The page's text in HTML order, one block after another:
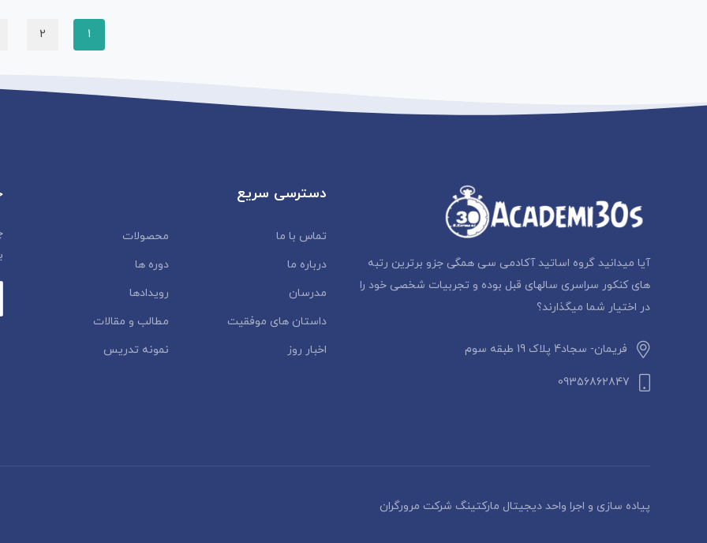
1
2
آیا میدانید گروه اساتید آکادمی سی همگی جزو برترین رتبه
های کنکور سراسری سالهای قبل بوده و تجربیات شخصی خود را
در اختیار شما میگذارند؟
فریمان- سجاد4 پلاک 19 طبقه سوم
09356862847
دسترسی سریع
تماس با ما
محصولات
درباره ما
دوره ها
مدرسان
رویدادها
داستان‌ های موفقیت
مطالب و مقالات
اخبار روز
نمونه تدریس
پیاده سازی و اجرا واحد دیجیتال مارکتینگ شرکت مرورگران